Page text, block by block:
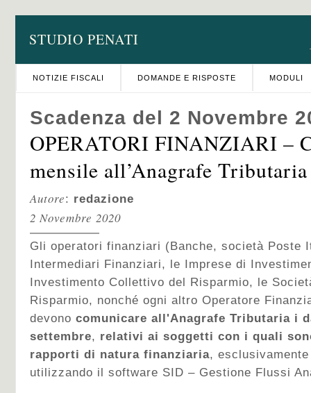
STUDIO PENATI
NOTIZIE FISCALI DOMANDE E RISPOSTE MODULI
Scadenza del 2 Novembre
OPERATORI FINANZIARI –
mensile all’Anagrafe Tributaria
Autore: redazione
2 Novembre 2020
Gli operatori finanziari (Banche, società Poste
Intermediari Finanziari, le Imprese di
Investimento Collettivo del Risparmio, le
Risparmio, nonché ogni altro Operatore
devono comunicare all'Anagrafe Tributaria i
settembre, relativi ai soggetti con i quali
rapporti di natura finanziaria,
utilizzando il software SID – Gestione Flussi